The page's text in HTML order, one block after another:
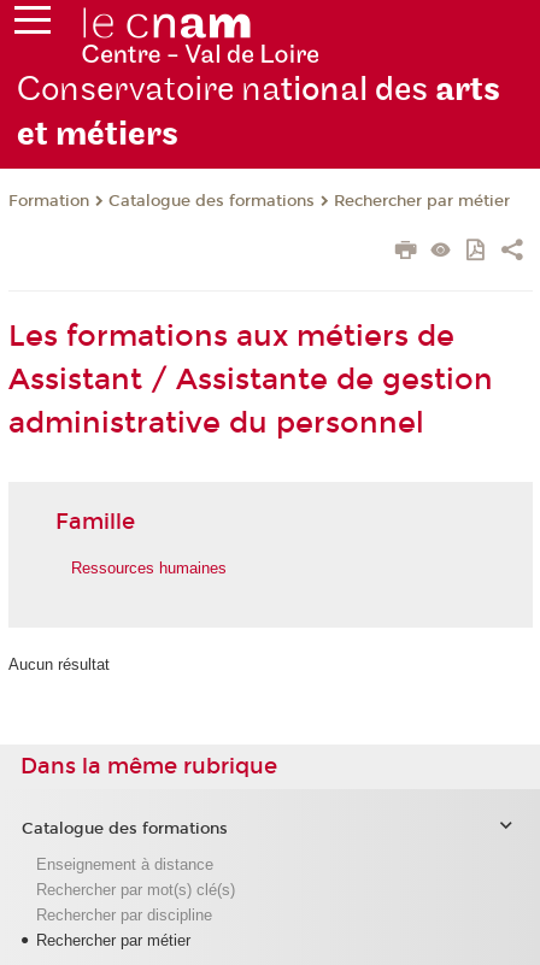
Conservatoire national des arts
et métiers
Formation Catalogue des formations Rechercher par métier
Les formations aux métiers de
Assistant / Assistante de gestion
administrative du personnel
Famille
Ressources humaines
Aucun résultat
Dans la même rubrique
Catalogue des formations
Enseignement à distance
Rechercher par mot(s) clé(s)
Rechercher par discipline
Rechercher par métier